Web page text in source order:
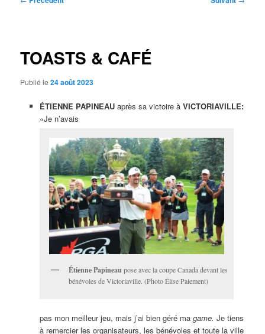
TOASTS & CAFÉ
Publié le24 août 2023
ÉTIENNE PAPINEAUaprès sa victoire à VICTORIAVILLE:
«Je n’avais
Étienne Papineau pose avec la coupe Canada devant les
bénévoles de Victoriaville. (Photo Élise Paiement)
pas mon meilleur jeu, mais j’ai bien géré ma game. Je tiens
à remercier les organisateurs, les bénévoles et toute la ville